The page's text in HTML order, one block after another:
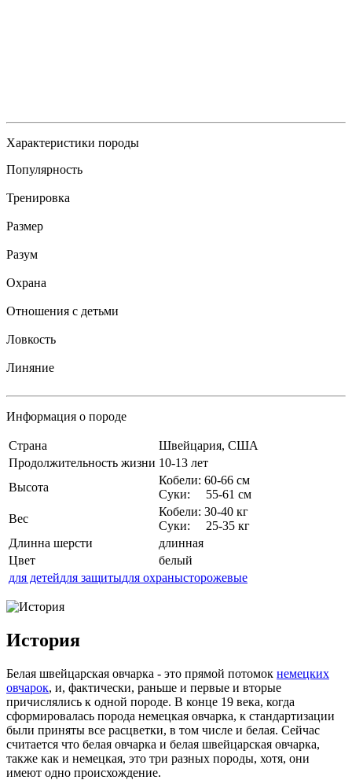
Характеристики породы
Популярность
Тренировка
Размер
Разум
Охрана
Отношения с детьми
Ловкость
Линяние
Информация о породе
Страна
Швейцария, США
Продолжительность жизни 10-13 лет
Высота
Кобели: 60-66 см
Суки: 55-61 см
Вес
Кобели: 30-40 кг
Суки: 25-35 кг
Длинна шерсти
длинная
Цвет
белый
для детейдля защитыдля охранысторожевые
История
Белая швейцарская овчарка - это прямой потомок немецких
овчарок, и, фактически, раньше и первые и вторые
причислялись к одной породе. В конце 19 века, когда
сформировалась порода немецкая овчарка, к стандартизации
были приняты все расцветки, в том числе и белая. Сейчас
считается что белая овчарка и белая швейцарская овчарка,
также как и немецкая, это три разных породы, хотя, они
имеют одно происхождение.